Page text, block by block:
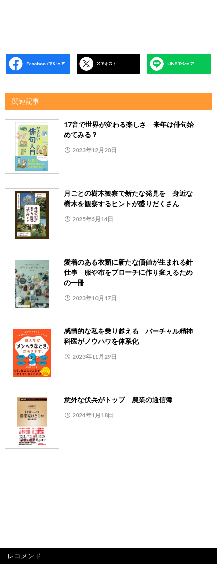
関連記事
17音で世界が変わる楽しさ 来年は俳句始
めてみる？
2023年12月20日
月ごとの樹木観察で新たな発見を 身近な
樹木を観察するヒントが盛りだくさん
2025年5月14日
愛着のある衣類に新たな価値が生まれる針
仕事 服や布をブローチに作り変えるため
の一冊
2023年10月17日
感情的な私を乗り越える バーチャル精神
科医がノウハウを体系化
2023年11月29日
意外な伏兵がトップ 農業の通信簿
2024年1月18日
レコメンド